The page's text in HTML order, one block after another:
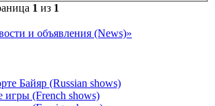
1 из 1
и объявления (News)»
Байяр (Russian shows)
игры (French shows)